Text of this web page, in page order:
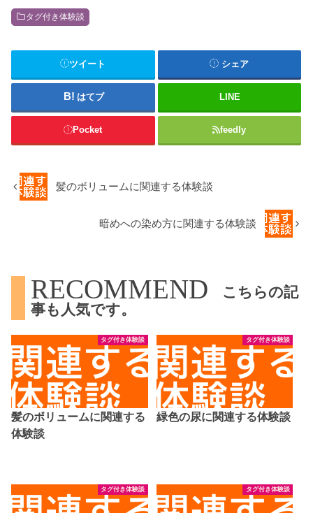
タグ付き体験談
ツイート シェア
はてブ LINE
Pocket feedly
髪のボリュームに関連する体験談
暗めへの染め方に関連する体験談
RECOMMEND
こちらの記
事も人気です。
タグ付き体験談
髪のボリュームに関連する
体験談
タグ付き体験談
緑色の尿に関連する体験談
タグ付き体験談 タグ付き体験談